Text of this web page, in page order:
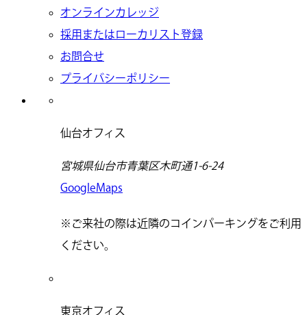
オンラインカレッジ
採用またはローカリスト登録
お問合せ
プライバシーポリシー
仙台オフィス
宮城県仙台市青葉区木町通1-6-24
GoogleMaps
※ご来社の際は近隣のコインパーキングをご利用
ください。
東京オフィス